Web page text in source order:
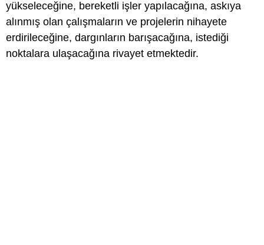
yükseleceğine, bereketli işler yapılacağına, askıya
alınmış olan çalışmaların ve projelerin nihayete
erdirileceğine, dargınların barışacağına, istediği
noktalara ulaşacağına rivayet etmektedir.